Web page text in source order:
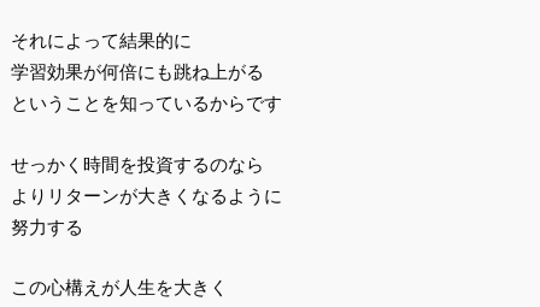
それによって結果的に
学習効果が何倍にも跳ね上がる
ということを知っているからです
せっかく時間を投資するのなら
よりリターンが大きくなるように
努力する
この心構えが人生を大きく